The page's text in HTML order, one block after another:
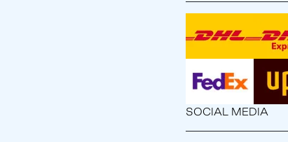
SOCIAL MEDIA